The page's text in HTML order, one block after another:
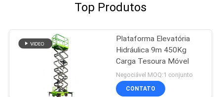
Top Produtos
Plataforma Elevatória
Hidráulica 9m 450Kg
Carga Tesoura Móvel
Negociável MOQ:1 conjunto
CONTATO